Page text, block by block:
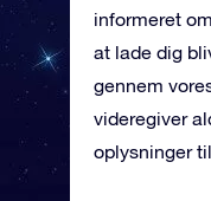
informeret
at lade dig
gennem
videregiver
oplysninger